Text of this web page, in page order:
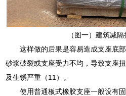
（图一）建筑减
这样做的后果是容易造成支座底
砂浆破裂或支座受力不均，导致支座
及生锈严重（11）。
使用普通板式橡胶支座一般设有